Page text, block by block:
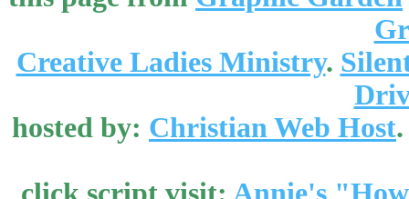
Creative Ladies Ministry.
hosted by: Christian Web Host